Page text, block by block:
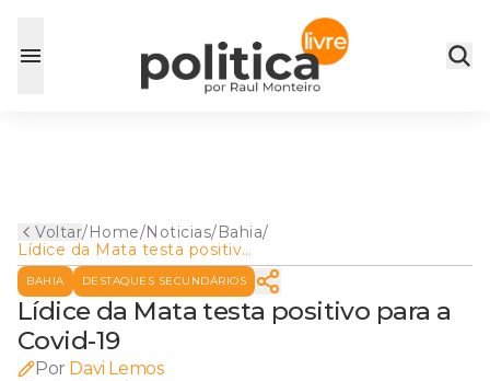
Voltar/Home/Noticias/Bahia/
Lídice da Mata testa positivo
para a Covid-19
BAHIA DESTAQUES SECUNDÁRIOS
Lídice da Mata testa positivo para a
Covid-19
Por Davi Lemos